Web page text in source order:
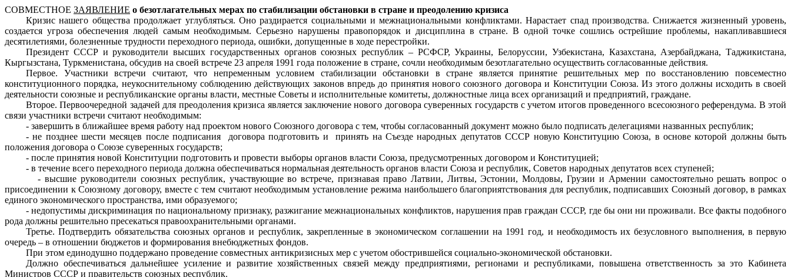
СОВМЕСТНОЕ ЗАЯВЛЕНИЕ о безотлагательных мерах по стабилизации обстановки в стране и преодолению кризиса
Кризис нашего общества продолжает углубляться. Оно раздирается социальными и межнациональными конфликтами. Нарастает спад производства. Снижается жизненный уровень,
создается угроза обеспечения людей самым необходимым. Серьезно нарушены правопорядок и дисциплина в стране. В одной точке сошлись острейшие проблемы, накапливавшиеся
десятилетиями, болезненные трудности переходного периода, ошибки, допущенные в ходе перестройки.
Президент СССР и руководители высших государственных органов союзных республик – РСФСР, Украины, Белоруссии, Узбекистана, Казахстана, Азербайджана, Таджикистана,
Кыргызстана, Туркменистана, обсудив на своей встрече 23 апреля 1991 года положение в стране, сочли необходимым безотлагательно осуществить согласованные действия.
Первое. Участники встречи считают, что непременным условием стабилизации обстановки в стране является принятие решительных мер по восстановлению повсеместно
конституционного порядка, неукоснительному соблюдению действующих законов впредь до принятия нового союзного договора и Конституции Союза. Из этого должны исходить в своей
деятельности союзные и республиканские органы власти, местные Советы и исполнительные комитеты, должностные лица всех организаций и предприятий, граждане.
Второе. Первоочередной задачей для преодоления кризиса является заключение нового договора суверенных государств с учетом итогов проведенного всесоюзного референдума. В этой
связи участники встречи считают необходимым:
- завершить в ближайшее время работу над проектом нового Союзного договора с тем, чтобы согласованный документ можно было подписать делегациями названных республик;
- не позднее шести месяцев после подписания
договора подготовить и
принять на Съезде народных депутатов СССР новую Конституцию Союза, в основе которой должны быть
положения договора о Союзе суверенных государств;
- после принятия новой Конституции подготовить и провести выборы органов власти Союза, предусмотренных договором и Конституцией;
- в течение всего переходного периода должна обеспечиваться нормальная деятельность органов власти Союза и республик, Советов народных депутатов всех ступеней;
- высшие руководители союзных республик, участвующие во встрече, признавая право Латвии, Литвы, Эстонии, Молдовы, Грузии и Армении самостоятельно решать вопрос о
присоединении к Союзному договору, вместе с тем считают необходимым установление режима наибольшего благоприятствования для республик, подписавших Союзный договор, в рамках
единого экономического пространства, ими образуемого;
- недопустимы дискриминация по национальному признаку, разжигание межнациональных конфликтов, нарушения прав граждан СССР, где бы они ни проживали. Все факты подобного
рода должны решительно пресекаться правоохранительными органами.
Третье. Подтвердить обязательства союзных органов и республик, закрепленные в экономическом соглашении на 1991 год, и необходимость их безусловного выполнения, в первую
очередь – в отношении бюджетов и формирования внебюджетных фондов.
При этом единодушно поддержано проведение совместных антикризисных мер с учетом обострившейся социально-экономической обстановки.
Должно обеспечиваться дальнейшее усиление и развитие хозяйственных связей между предприятиями, регионами и республиками, повышена ответственность за это Кабинета
Министров СССР и правительств союзных республик.